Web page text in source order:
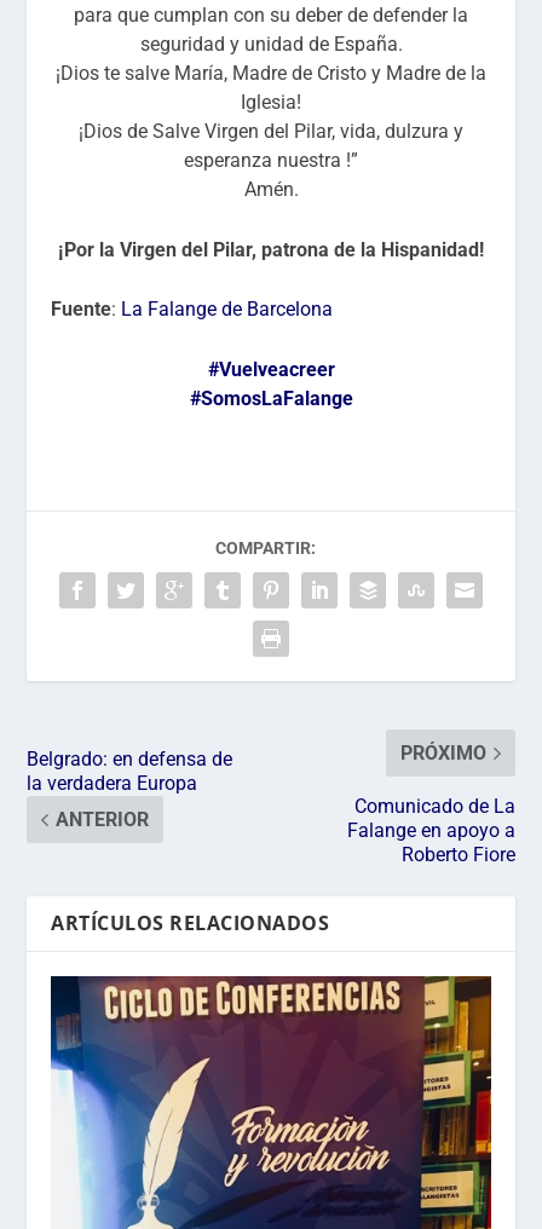
para que cumplan con su deber de defender la
seguridad y unidad de España.
¡Dios te salve María, Madre de Cristo y Madre de la
Iglesia!
¡Dios de Salve Virgen del Pilar, vida, dulzura y
esperanza nuestra !”
Amén.
¡Por la Virgen del Pilar, patrona de la Hispanidad!
Fuente: La Falange de Barcelona
#Vuelveacreer
#SomosLaFalange
COMPARTIR:
Belgrado: en defensa de
la verdadera Europa
ANTERIOR
PRÓXIMO
Comunicado de La
Falange en apoyo a
Roberto Fiore
ARTÍCULOS RELACIONADOS